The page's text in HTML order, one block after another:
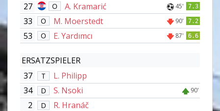
27 O A. Kramarić 45' 7.3
33 O M. Moerstedt 90' 7.2
53 O E. Yardımcı 87' 6.6
ERSATZSPIELER
37
T
L. Philipp
34
D S. Nsoki 90'
2 D
R. Hranáč